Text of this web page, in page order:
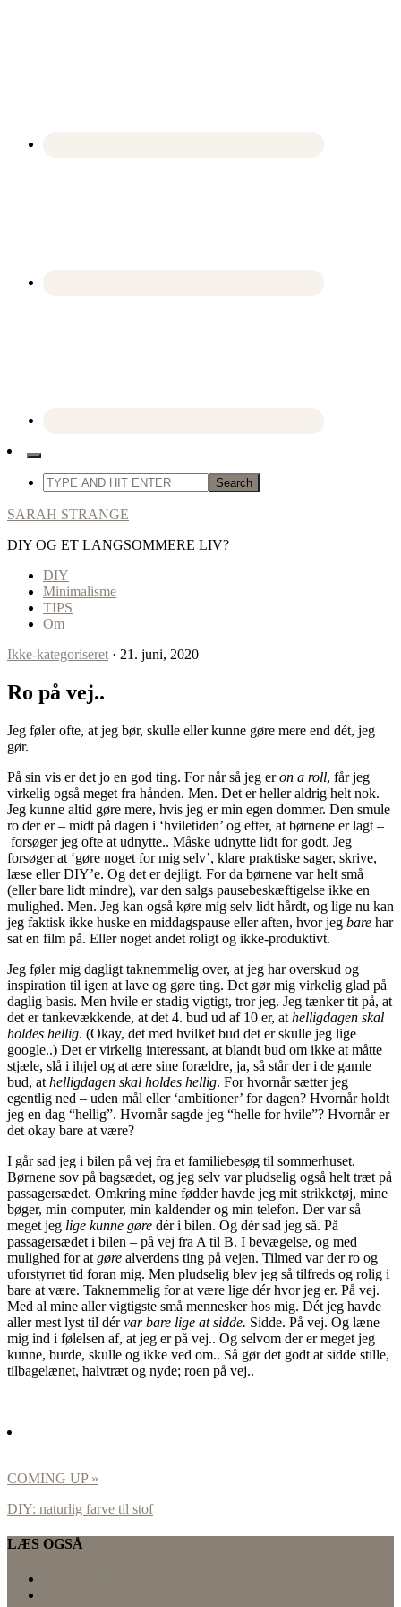
SARAH STRANGE
DIY OG ET LANGSOMMERE LIV?
DIY
Minimalisme
TIPS
Om
Ikke-kategoriseret · 21. juni, 2020
Ro på vej..
Jeg føler ofte, at jeg bør, skulle eller kunne gøre mere end dét, jeg
gør.
På sin vis er det jo en god ting. For når så jeg eron a roll, får jeg
virkelig også meget fra hånden. Men. Det er heller aldrig helt nok.
Jeg kunne altid gøre mere, hvis jeg er min egen dommer. Den smule
ro der er – midt på dagen i ‘hviletiden’ og efter, at børnene er lagt –
forsøger jeg ofte at udnytte.. Måske udnytte lidt for godt. Jeg
forsøger at ‘gøre noget for mig selv’, klare praktiske sager, skrive,
læse eller DIY’e. Og det er dejligt. For da børnene var helt små
(eller bare lidt mindre), var den salgs pausebeskæftigelse ikke en
mulighed. Men. Jeg kan også køre mig selv lidt hårdt, og lige nu kan
jeg faktisk ikke huske en middagspause eller aften, hvor jeg bare har
sat en film på. Eller noget andet roligt og ikke-produktivt.
Jeg føler mig dagligt taknemmelig over, at jeg har overskud og
inspiration til igen at lave og gøre ting. Det gør mig virkelig glad på
daglig basis. Men hvile er stadig vigtigt, tror jeg. Jeg tænker tit på, at
det er tankevækkende, at det 4. bud ud af 10 er, at helligdagen skal
holdes hellig. (Okay, det med hvilket bud det er skulle jeg lige
google..) Det er virkelig interessant, at blandt bud om ikke at måtte
stjæle, slå i ihjel og at ære sine forældre, ja, så står der i de gamle
bud, at helligdagen skal holdes hellig. For hvornår sætter jeg
egentlig ned – uden mål eller ‘ambitioner’ for dagen? Hvornår holdt
jeg en dag “hellig”. Hvornår sagde jeg “helle for hvile”? Hvornår er
det okay bare at være?
I går sad jeg i bilen på vej fra et familiebesøg til sommerhuset.
Børnene sov på bagsædet, og jeg selv var pludselig også helt træt på
passagersædet. Omkring mine fødder havde jeg mit strikketøj, mine
bøger, min computer, min kaldender og min telefon. Der var så
meget jeg lige kunne gøre dér i bilen. Og dér sad jeg så. På
passagersædet i bilen – på vej fra A til B. I bevægelse, og med
mulighed for at gøre alverdens ting på vejen. Tilmed var der ro og
uforstyrret tid foran mig. Men pludselig blev jeg så tilfreds og rolig i
bare at være. Taknemmelig for at være lige dér hvor jeg er. På vej.
Med al mine aller vigtigste små mennesker hos mig. Dét jeg havde
aller mest lyst til dérvar bare lige at sidde. Sidde. På vej. Og læne
mig ind i følelsen af, at jeg er på vej.. Og selvom der er meget jeg
kunne, burde, skulle og ikke ved om.. Så gør det godt at sidde stille,
tilbagelænet, halvtræt og nyde; roen på vej..
COMING UP »
DIY: naturlig farve til stof
LÆS OGSÅ